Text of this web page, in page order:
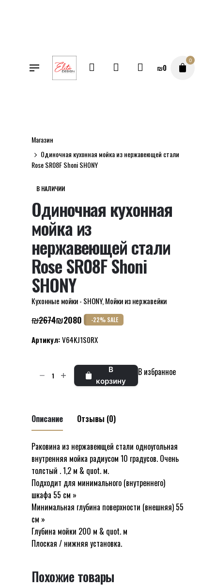
₪0
0
Магазин
Одиночная кухонная мойка из нержавеющей стали
Rose SR08F Shoni SHONY
В НАЛИЧИИ
Одиночная кухонная
мойка из
нержавеющей стали
Rose SR08F Shoni
SHONY
Кухонные мойки - SHONY,Мойки из нержавейки
₪2674
Первоначальная
цена
₪2080
Текущая
цена:
-22% SALE
Артикул:V64KJ1S0RX
Количество
мойка
из
нержавеющей
стали
Rose
SR08F
Shoni
SHONY
В
корзину
В избранное
Описание Отзывы (0)
Раковина из нержавеющей стали одноугольная
внутренняя мойка радиусом 10 градусов. Очень
толстый . 1,2 м & quot. м.
Подходит для минимального (внутреннего)
шкафа 55 см »
Минимальная глубина поверхности (внешняя) 55
см »
Глубина мойки 200 м & quot. м
Плоская / нижняя установка.
Отзывов пока нет.
Будьте первым, кто оставил отзыв на
“Одиночная кухонная мойка из
нержавеющей стали Rose SR08F
Shoni SHONY”
Ваш адрес email не будет опубликован.
Обязательные поля помечены*
LEAVE A REPLY
Похожие товары